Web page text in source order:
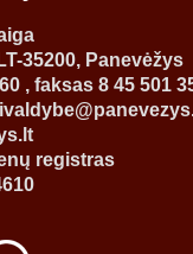
35200, Panevėžys
, faksas 8 45 501
registras